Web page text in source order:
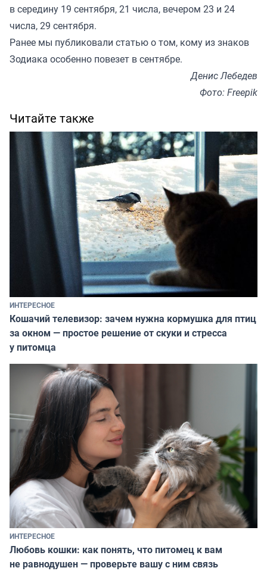
в середину 19 сентября, 21 числа, вечером 23 и 24
числа, 29 сентября.
Ранее мы публиковали статью о том, кому из знаков
Зодиака особенно повезет в сентябре.
Денис Лебедев
Фото: Freepik
Читайте также
ИНТЕРЕСНОЕ
Кошачий телевизор: зачем нужна кормушка для птиц
за окном — простое решение от скуки и стресса
у питомца
ИНТЕРЕСНОЕ
Любовь кошки: как понять, что питомец к вам
не равнодушен — проверьте вашу с ним связь